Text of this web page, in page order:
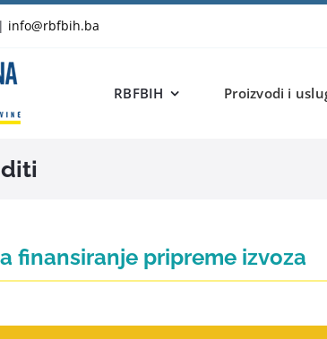
| info@rbfbih.ba
RBFBIH Proizvodi i
finansiranje pripreme izvoza